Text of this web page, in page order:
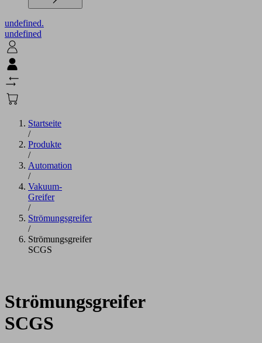
undefined.
undefined
Startseite
/
Produkte
/
Automation
/
Vakuum-
Greifer
/
Strömungsgreifer
/
Strömungsgreifer
SCGS
Strömungsgreifer
SCGS